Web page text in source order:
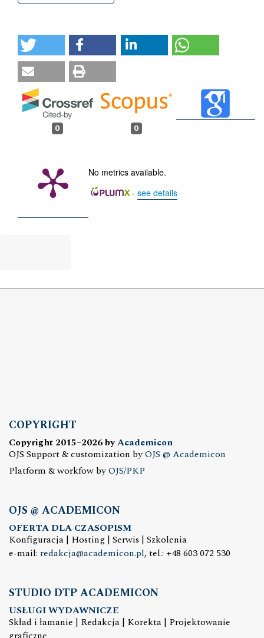
0 0
No metrics available.
- see details
COPYRIGHT
Copyright 2015–2026 byAcademicon
OJS Support & customization byOJS @ Academicon
Platform & workfow byOJS/PKP
OJS @ ACADEMICON
OFERTA DLA CZASOPISM
Konfiguracja | Hosting | Serwis | Szkolenia
e-mail: redakcja@academicon.pl, tel.: +48 603 072 530
STUDIO DTP ACADEMICON
USŁUGI WYDAWNICZE
Skład i łamanie | Redakcja | Korekta | Projektowanie